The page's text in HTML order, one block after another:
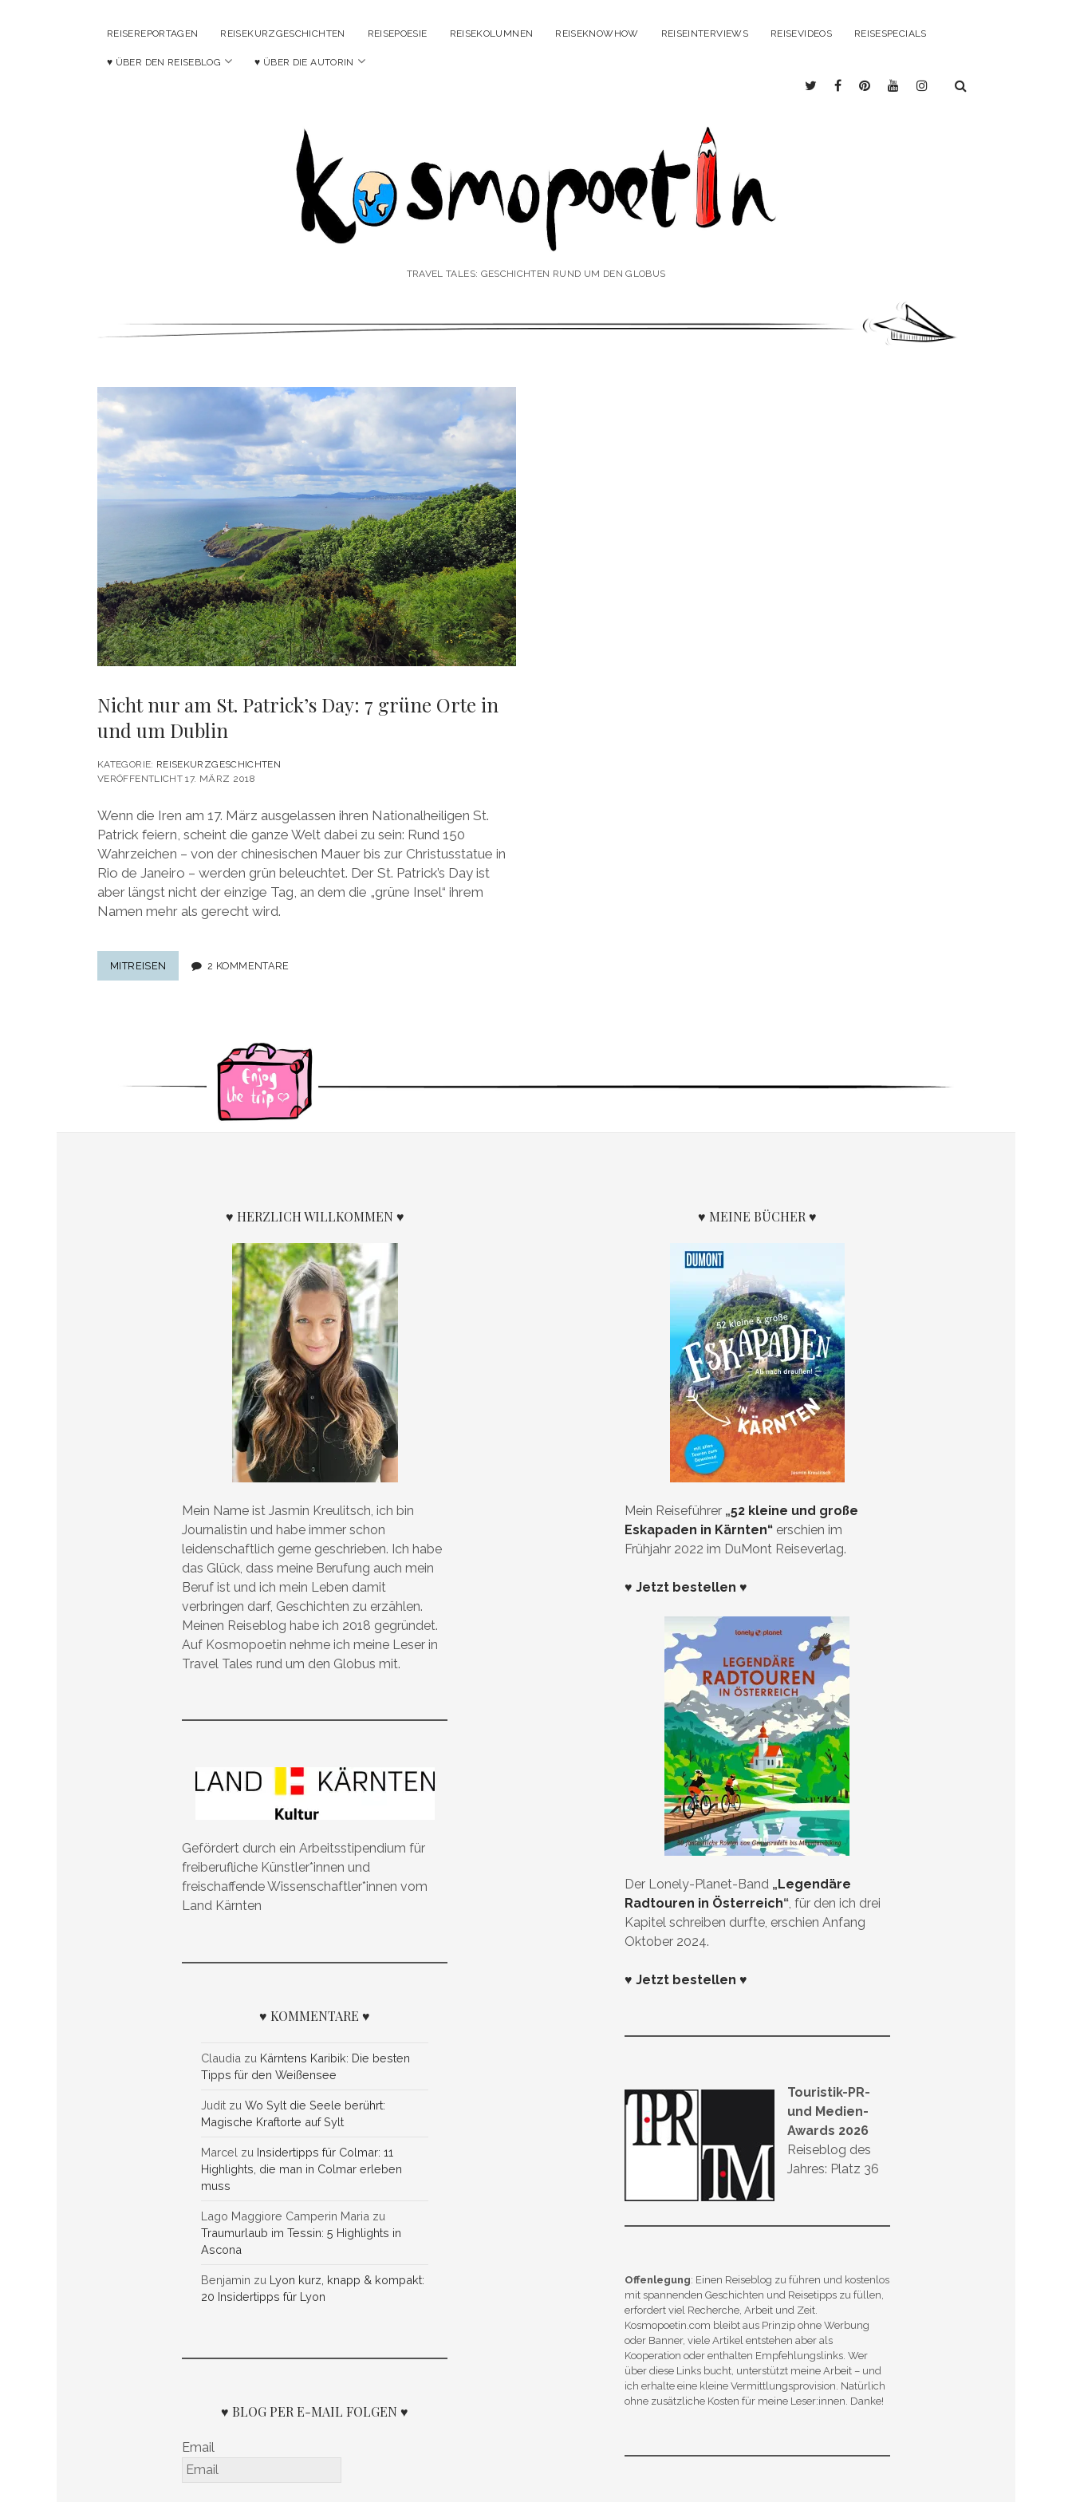
REISEREPORTAGEN REISEKURZGESCHICHTEN REISEPOESIE REISEKOLUMNEN REISEKNOWHOW REISEINTERVIEWS REISEVIDEOS REISESPECIALS
♥ ÜBER DEN REISEBLOG Menü♥ ÜBER DIE AUTORIN Menü
twitterfacebook
pinterestyoutubeinstagram
Kosmopoetin
TRAVEL TALES: GESCHICHTEN RUND UM DEN GLOBUS
Nicht nur am St. Patrick’s Day: 7 grüne Orte in
und um Dublin
KATEGORIE: REISEKURZGESCHICHTEN
VERÖFFENTLICHT 17. MÄRZ 2018
Wenn die Iren am 17. März ausgelassen ihren Nationalheiligen St.
Patrick feiern, scheint die ganze Welt dabei zu sein: Rund 150
Wahrzeichen – von der chinesischen Mauer bis zur Christusstatue in
Rio de Janeiro – werden grün beleuchtet. Der St. Patrick’s Day ist
aber längst nicht der einzige Tag, an dem die „grüne Insel“ ihrem
Namen mehr als gerecht wird.
MITREISEN NICHT
NUR
ORTE
2 KOMMENTARE
♥ HERZLICH WILLKOMMEN ♥
Mein Name ist Jasmin Kreulitsch, ich bin
Journalistin und habe immer schon
leidenschaftlich gerne geschrieben. Ich habe
das Glück, dass meine Berufung auch mein
Beruf ist und ich mein Leben damit
verbringen darf, Geschichten zu erzählen.
Meinen Reiseblog habe ich 2018 gegründet.
Auf Kosmopoetin nehme ich meine Leser in
Travel Tales rund um den Globus mit.
Gefördert durch ein Arbeitsstipendium für
freiberufliche Künstler*innen und
freischaffende Wissenschaftler*innen vom
Land Kärnten
♥ KOMMENTARE ♥
Claudia zu Kärntens Karibik: Die besten
Tipps für den Weißensee
Judit zuWo Sylt die Seele berührt:
Magische Kraftorte auf Sylt
Marcel zu Insidertipps für Colmar: 11
Highlights, die man in Colmar erleben
muss
Lago Maggiore Camperin Maria zu
Traumurlaub im Tessin: 5 Highlights in
Ascona
Benjamin zu Lyon kurz, knapp & kompakt:
20 Insidertipps für Lyon
♥ BLOG PER E-MAIL FOLGEN ♥
Email
♥ MEINE BÜCHER ♥
Mein Reiseführer„52 kleine und große
Eskapaden in Kärnten“erschien im
Frühjahr 2022 im DuMont Reiseverlag.
♥ Jetzt bestellen ♥
Der Lonely-Planet-Band „Legendäre
Radtouren in Österreich“, für den ich drei
Kapitel schreiben durfte, erschien Anfang
Oktober 2024.
♥ Jetzt bestellen ♥
Touristik-PR-
und Medien-
Awards 2026
Reiseblog des
Jahres: Platz 36
Offenlegung: Einen Reiseblog zu führen und kostenlos
mit spannenden Geschichten und Reisetipps zu füllen,
erfordert viel Recherche, Arbeit und Zeit.
Kosmopoetin.com bleibt aus Prinzip ohne Werbung
oder Banner, viele Artikel entstehen aber als
Kooperation oder enthalten Empfehlungslinks. Wer
über diese Links bucht, unterstützt meine Arbeit – und
ich erhalte eine kleine Vermittlungsprovision. Natürlich
ohne zusätzliche Kosten für meine Leser:innen. Danke!